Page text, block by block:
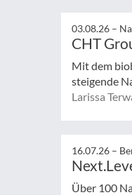
03.08.26 –
CHT
Mit dem
steigende
Larissa
16.07.26 –
Über 100